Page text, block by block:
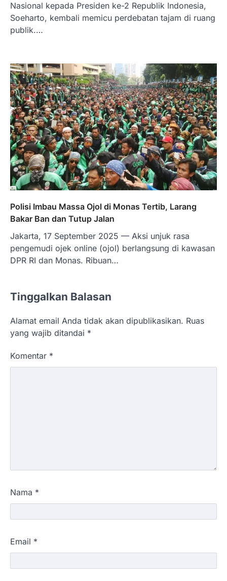
Nasional kepada Presiden ke-2 Republik Indonesia,
Soeharto, kembali memicu perdebatan tajam di ruang
publik.…
Polisi Imbau Massa Ojol di Monas Tertib, Larang
Bakar Ban dan Tutup Jalan
Jakarta, 17 September 2025 — Aksi unjuk rasa
pengemudi ojek online (ojol) berlangsung di kawasan
DPR RI dan Monas. Ribuan…
Tinggalkan Balasan
Alamat email Anda tidak akan dipublikasikan. Ruas
yang wajib ditandai *
Komentar *
Nama *
Email *